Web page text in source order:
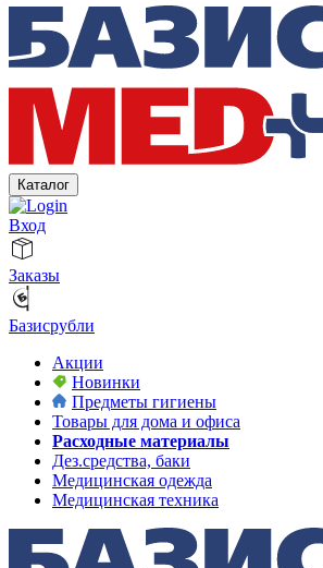
Каталог
Вход
Заказы
Базисрубли
Акции
Новинки
Предметы гигиены
Товары для дома и офиса
Расходные материалы
Дез.средства, баки
Медицинская одежда
Медицинская техника